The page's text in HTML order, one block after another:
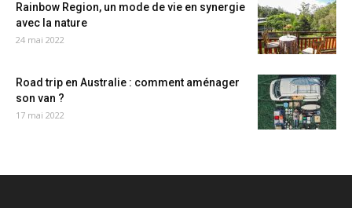
Rainbow Region, un mode de vie en synergie
avec la nature
24 mai 2022
Road trip en Australie : comment aménager
son van ?
17 mai 2022